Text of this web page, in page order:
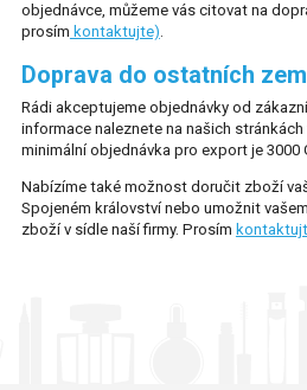
objednávce, můžeme vás citovat na
prosím kontaktujte).
Doprava do ostatních
Rádi akceptujeme objednávky od
informace naleznete na našich stránkách
minimální objednávka pro export je 3000
Nabízíme také možnost doručit zboží
Spojeném království nebo umožnit
zboží v sídle naší firmy. Prosím